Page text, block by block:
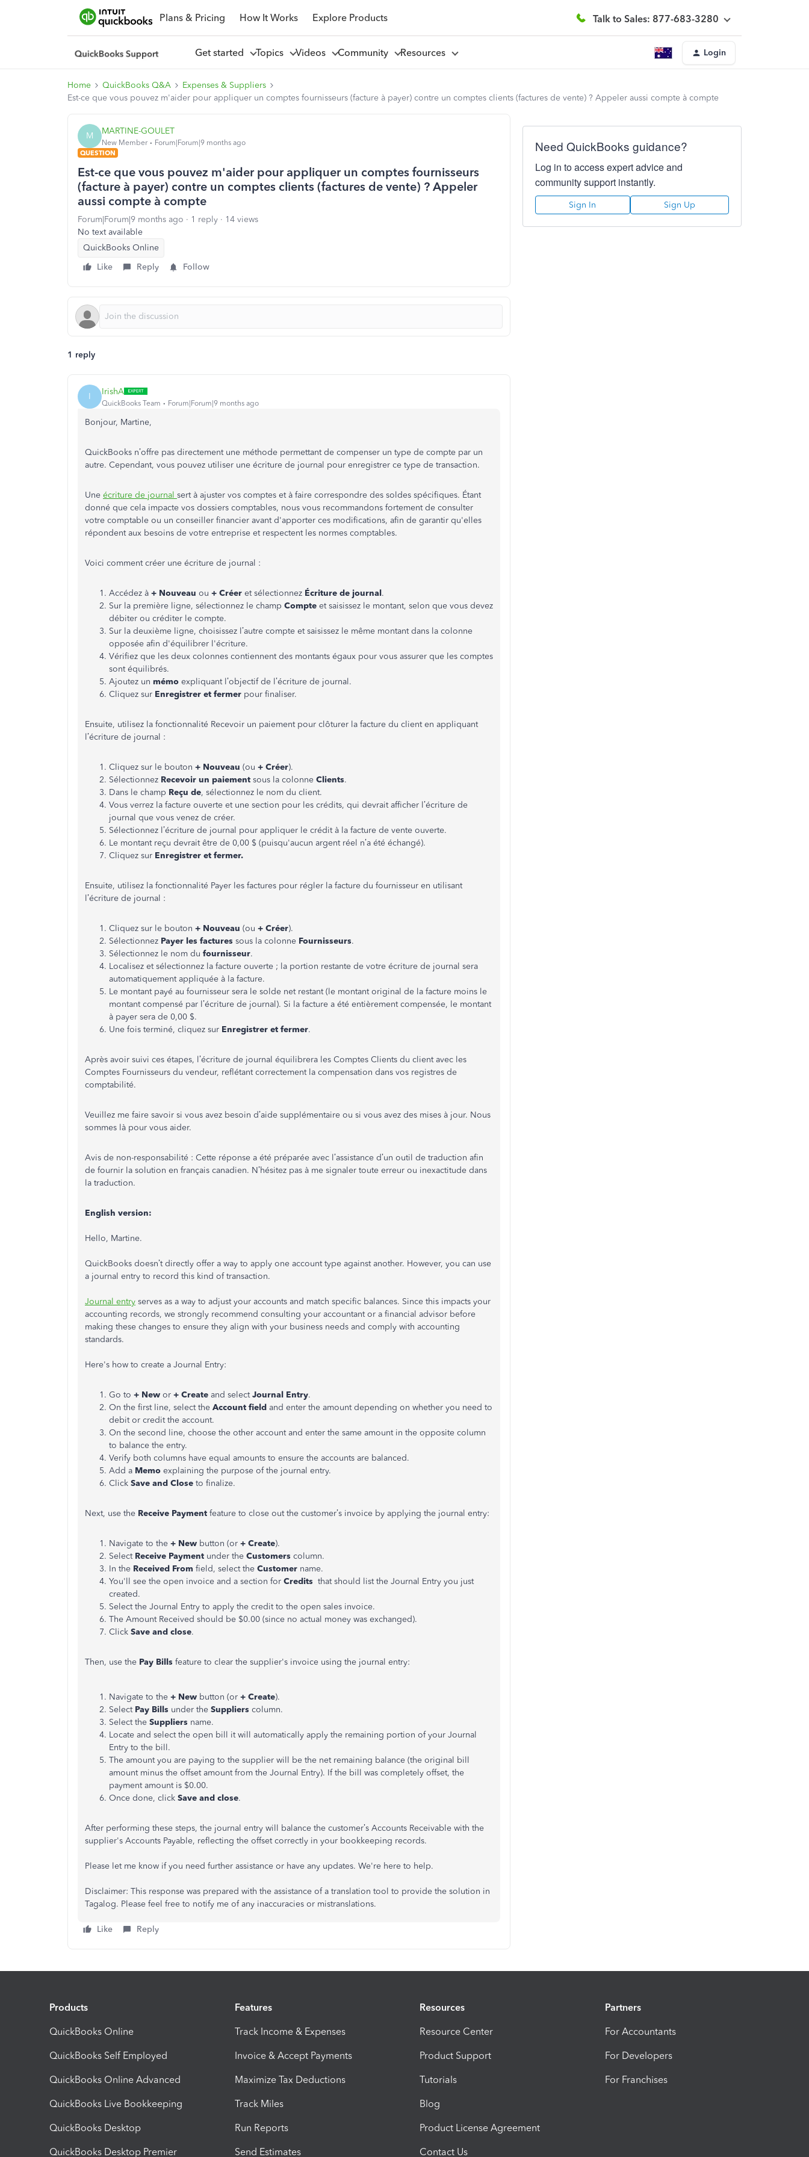
Plans & Pricing How It Works Explore Products Talk to Sales: 877-683-3280
Get started Topics Videos Community Resources Login
Home QuickBooks Q&A
Expenses & Suppliers
Est-ce que vous pouvez m'aider pour appliquer un comptes fournisseurs (facture à payer) contre un comptes clients (factures de vente) ? Appeler aussi compte à compte
M MARTINE-GOULET
New Member
Forum|Forum|9 months ago
QUESTION
Est-ce que vous pouvez m'aider pour appliquer un comptes fournisseurs
(facture à payer) contre un comptes clients (factures de vente) ? Appeler
aussi compte à compte
Forum|Forum|9 months ago 1 reply
14 views
No text available
QuickBooks Online
Like
Reply Follow
1 reply
I IrishA
QuickBooks Team Forum|Forum|9 months ago
Bonjour, Martine,
QuickBooks n’offre pas directement une méthode permettant de compenser un type de compte par un
autre. Cependant, vous pouvez utiliser une écriture de journal pour enregistrer ce type de transaction.
Une écriture de journal sert à ajuster vos comptes et à faire correspondre des soldes spécifiques. Étant
donné que cela impacte vos dossiers comptables, nous vous recommandons fortement de consulter
votre comptable ou un conseiller financier avant d'apporter ces modifications, afin de garantir qu'elles
répondent aux besoins de votre entreprise et respectent les normes comptables.
Voici comment créer une écriture de journal :
Accédez à + Nouveau ou + Créer et sélectionnez Écriture de journal.
Sur la première ligne, sélectionnez le champ Compte et saisissez le montant, selon que vous devez
débiter ou créditer le compte.
Sur la deuxième ligne, choisissez l’autre compte et saisissez le même montant dans la colonne
opposée afin d'équilibrer l'écriture.
Vérifiez que les deux colonnes contiennent des montants égaux pour vous assurer que les comptes
sont équilibrés.
Ajoutez un mémo expliquant l’objectif de l’écriture de journal.
Cliquez sur Enregistrer et fermer pour finaliser.
Ensuite, utilisez la fonctionnalité Recevoir un paiement pour clôturer la facture du client en appliquant
l’écriture de journal :
Cliquez sur le bouton + Nouveau (ou + Créer).
Sélectionnez Recevoir un paiement sous la colonne Clients.
Dans le champ Reçu de, sélectionnez le nom du client.
Vous verrez la facture ouverte et une section pour les crédits, qui devrait afficher l’écriture de
journal que vous venez de créer.
Sélectionnez l’écriture de journal pour appliquer le crédit à la facture de vente ouverte.
Le montant reçu devrait être de 0,00 $ (puisqu'aucun argent réel n’a été échangé).
Cliquez sur Enregistrer et fermer.
Ensuite, utilisez la fonctionnalité Payer les factures pour régler la facture du fournisseur en utilisant
l’écriture de journal :
Cliquez sur le bouton + Nouveau (ou + Créer).
Sélectionnez Payer les factures sous la colonne Fournisseurs.
Sélectionnez le nom du fournisseur.
Localisez et sélectionnez la facture ouverte ; la portion restante de votre écriture de journal sera
automatiquement appliquée à la facture.
Le montant payé au fournisseur sera le solde net restant (le montant original de la facture moins le
montant compensé par l’écriture de journal). Si la facture a été entièrement compensée, le montant
à payer sera de 0,00 $.
Une fois terminé, cliquez sur Enregistrer et fermer.
Après avoir suivi ces étapes, l’écriture de journal équilibrera les Comptes Clients du client avec les
Comptes Fournisseurs du vendeur, reflétant correctement la compensation dans vos registres de
comptabilité.
Veuillez me faire savoir si vous avez besoin d’aide supplémentaire ou si vous avez des mises à jour. Nous
sommes là pour vous aider.
Avis de non-responsabilité : Cette réponse a été préparée avec l’assistance d’un outil de traduction afin
de fournir la solution en français canadien. N’hésitez pas à me signaler toute erreur ou inexactitude dans
la traduction.
English version:
Hello, Martine.
QuickBooks doesn’t directly offer a way to apply one account type against another. However, you can use
a journal entry to record this kind of transaction.
Journal entry serves as a way to adjust your accounts and match specific balances. Since this impacts your
accounting records, we strongly recommend consulting your accountant or a financial advisor before
making these changes to ensure they align with your business needs and comply with accounting
standards.
Here's how to create a Journal Entry:
Go to + New or + Create and selectJournal Entry.
On the first line, select the Account field and enter the amount depending on whether you need to
debit or credit the account.
On the second line, choose the other account and enter the same amount in the opposite column
to balance the entry.
Verify both columns have equal amounts to ensure the accounts are balanced.
Add a Memo explaining the purpose of the journal entry.
Click Save and Close to finalize.
Next, use the Receive Payment feature to close out the customer’s invoice by applying the journal entry:
Navigate to the + New button (or + Create).
Select Receive Payment under the Customers column.
In the Received From field, select the Customer name.
You'll see the open invoice and a section for Credits that should list the Journal Entry you just
created.
Select the Journal Entry to apply the credit to the open sales invoice.
The Amount Received should be $0.00 (since no actual money was exchanged).
Click Save and close.
Then, use the Pay Bills feature to clear the supplier's invoice using the journal entry:
Navigate to the + New button (or + Create).
Select Pay Bills under the Suppliers column.
Select the Suppliers name.
Locate and select the open bill it will automatically apply the remaining portion of your Journal
Entry to the bill.
The amount you are paying to the supplier will be the net remaining balance (the original bill
amount minus the offset amount from the Journal Entry). If the bill was completely offset, the
payment amount is $0.00.
Once done, click Save and close.
After performing these steps, the journal entry will balance the customer’s Accounts Receivable with the
supplier's Accounts Payable, reflecting the offset correctly in your bookkeeping records.
Please let me know if you need further assistance or have any updates. We're here to help.
Disclaimer: This response was prepared with the assistance of a translation tool to provide the solution in
Tagalog. Please feel free to notify me of any inaccuracies or mistranslations.
Like Reply
Need QuickBooks guidance?
Log in to access expert advice and
community support instantly.
Sign In Sign Up
Products
QuickBooks Online
QuickBooks Self Employed
QuickBooks Online Advanced
QuickBooks Live Bookkeeping
QuickBooks Desktop
QuickBooks Desktop Premier
Features
Track Income & Expenses
Invoice & Accept Payments
Maximize Tax Deductions
Track Miles
Run Reports
Send Estimates
Resources
Resource Center
Product Support
Tutorials
Blog
Product License Agreement
Contact Us
Partners
For Accountants
For Developers
For Franchises